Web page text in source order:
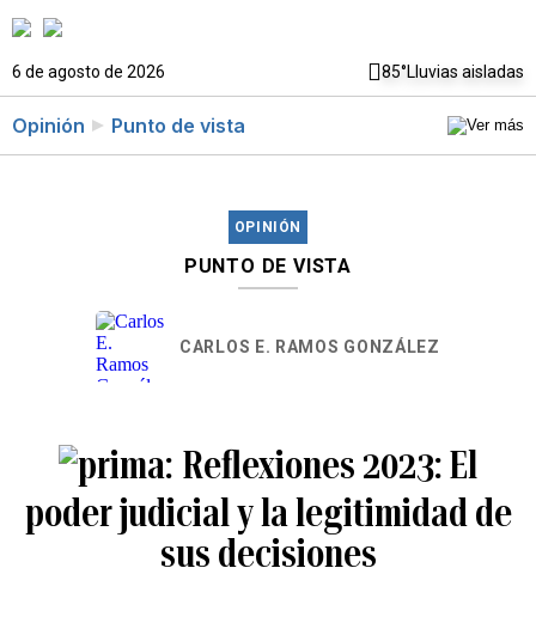
6 de agosto de 2026 85°Lluvias aisladas
Opinión Punto de vista
OPINIÓN
PUNTO DE VISTA
CARLOS E. RAMOS GONZÁLEZ
Reflexiones 2023: El
poder judicial y la legitimidad de
sus decisiones